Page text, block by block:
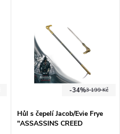
3 199 Kč
-34%
Hůl s čepelí Jacob/Evie Frye
"ASSASSINS CREED